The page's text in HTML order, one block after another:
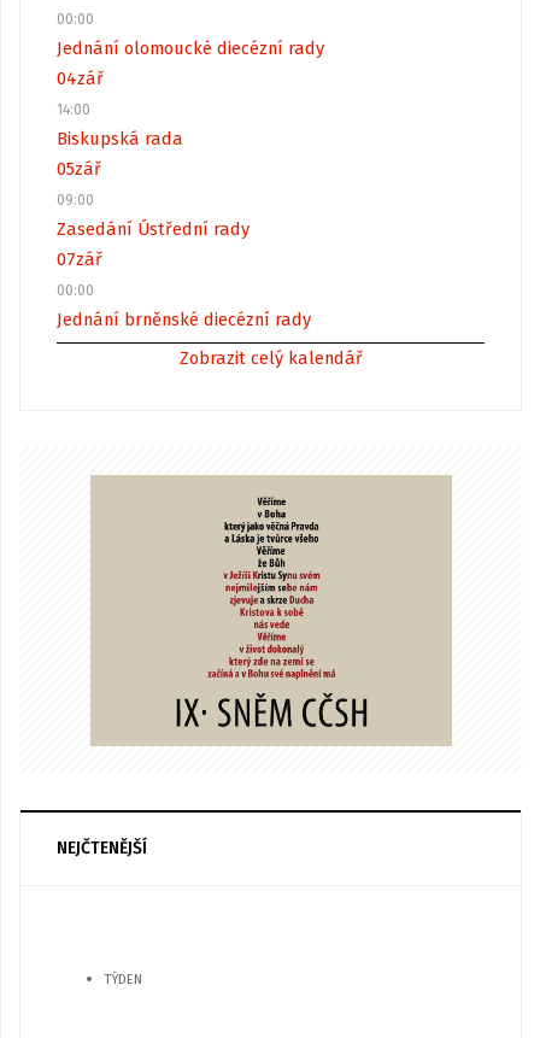
00:00
Jednání olomoucké diecézní rady
04zář
14:00
Biskupská rada
05zář
09:00
Zasedání Ústřední rady
07zář
00:00
Jednání brněnské diecézní rady
Zobrazit celý kalendář
NEJČTENĚJŠÍ
TÝDEN